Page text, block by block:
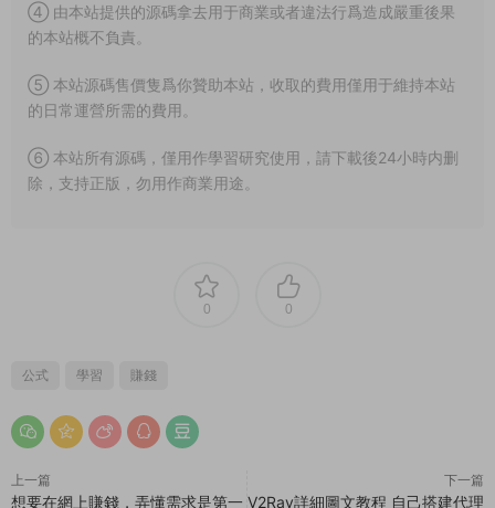
④ 由本站提供的源碼拿去用于商業或者違法行爲造成嚴重後果
的本站概不負責。
⑤ 本站源碼售價隻爲你贊助本站，收取的費用僅用于維持本站
的日常運營所需的費用。
⑥ 本站所有源碼，僅用作學習研究使用，請下載後24小時内删
除，支持正版，勿用作商業用途。
0 0
公式 學習 賺錢
上一篇
想要在網上賺錢，弄懂需求是第一
下一篇
V2Ray詳細圖文教程 自己搭建代理